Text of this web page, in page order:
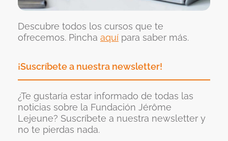
Descubre todos los cursos que te
ofrecemos. Pincha aquí para saber más.
¡Suscríbete a nuestra newsletter!
¿Te gustaría estar informado de todas las
noticias sobre la Fundación Jérôme
Lejeune? Suscríbete a nuestra newsletter y
no te pierdas nada.